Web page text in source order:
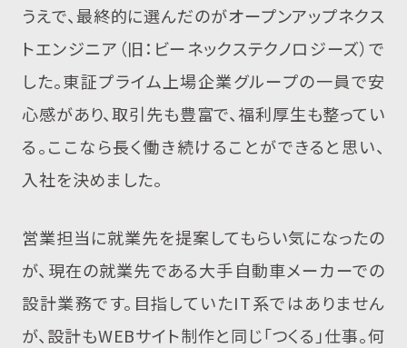
うえで、最終的に選んだのがオープンアップネクス
トエンジニア（旧：ビーネックステクノロジーズ）で
した。東証プライム上場企業グループの一員で安
心感があり、取引先も豊富で、福利厚生も整ってい
る。ここなら長く働き続けることができると思い、
入社を決めました。
営業担当に就業先を提案してもらい気になったの
が、現在の就業先である大手自動車メーカーでの
設計業務です。目指していたIT系ではありません
が、設計もWEBサイト制作と同じ「つくる」仕事。何